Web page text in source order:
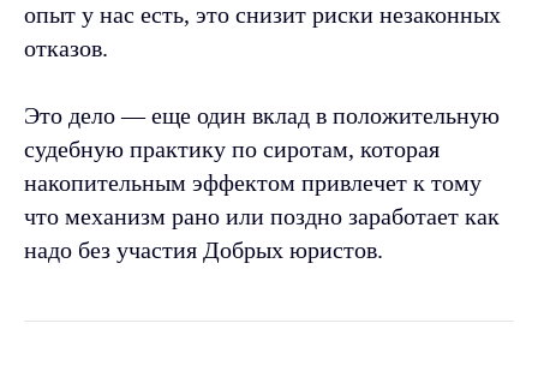
опыт у нас есть, это снизит риски незаконных
отказов.
Это дело — еще один вклад в положительную
судебную практику по сиротам, которая
накопительным эффектом привлечет к тому
что механизм рано или поздно заработает как
надо без участия Добрых юристов.